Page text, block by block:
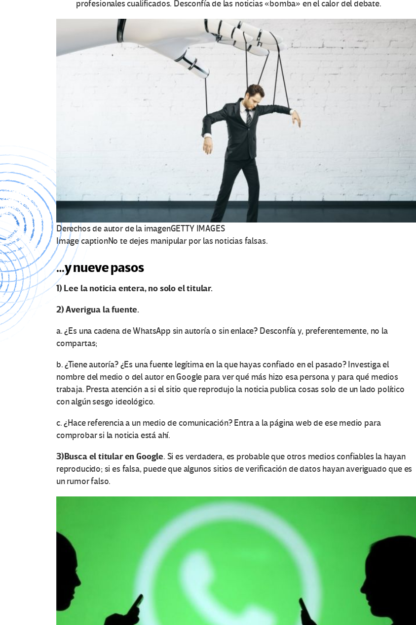
profesionales cualificados. Desconfía de las noticias «bomba» en el calor del debate.
Derechos de autor de la imagenGETTY IMAGES
Image captionNo te dejes manipular por las noticias falsas.
…y nueve pasos
1) Lee la noticia entera, no solo el titular.
2) Averigua la fuente.
a. ¿Es una cadena de WhatsApp sin autoría o sin enlace? Desconfía y, preferentemente, no la
compartas;
b. ¿Tiene autoría? ¿Es una fuente legítima en la que hayas confiado en el pasado? Investiga el
nombre del medio o del autor en Google para ver qué más hizo esa persona y para qué medios
trabaja. Presta atención a si el sitio que reprodujo la noticia publica cosas solo de un lado político
con algún sesgo ideológico.
c. ¿Hace referencia a un medio de comunicación? Entra a la página web de ese medio para
comprobar si la noticia está ahí.
3)Busca el titular en Google. Si es verdadera, es probable que otros medios confiables la hayan
reproducido; si es falsa, puede que algunos sitios de verificación de datos hayan averiguado que es
un rumor falso.